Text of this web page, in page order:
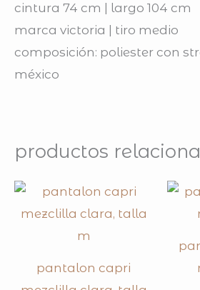
cintura 74 cm | largo 104 cm
marca victoria | tiro medio
composición: poliester con
méxico
productos
pantalon capri